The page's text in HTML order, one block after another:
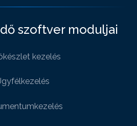
szoftver moduljai
kezelés